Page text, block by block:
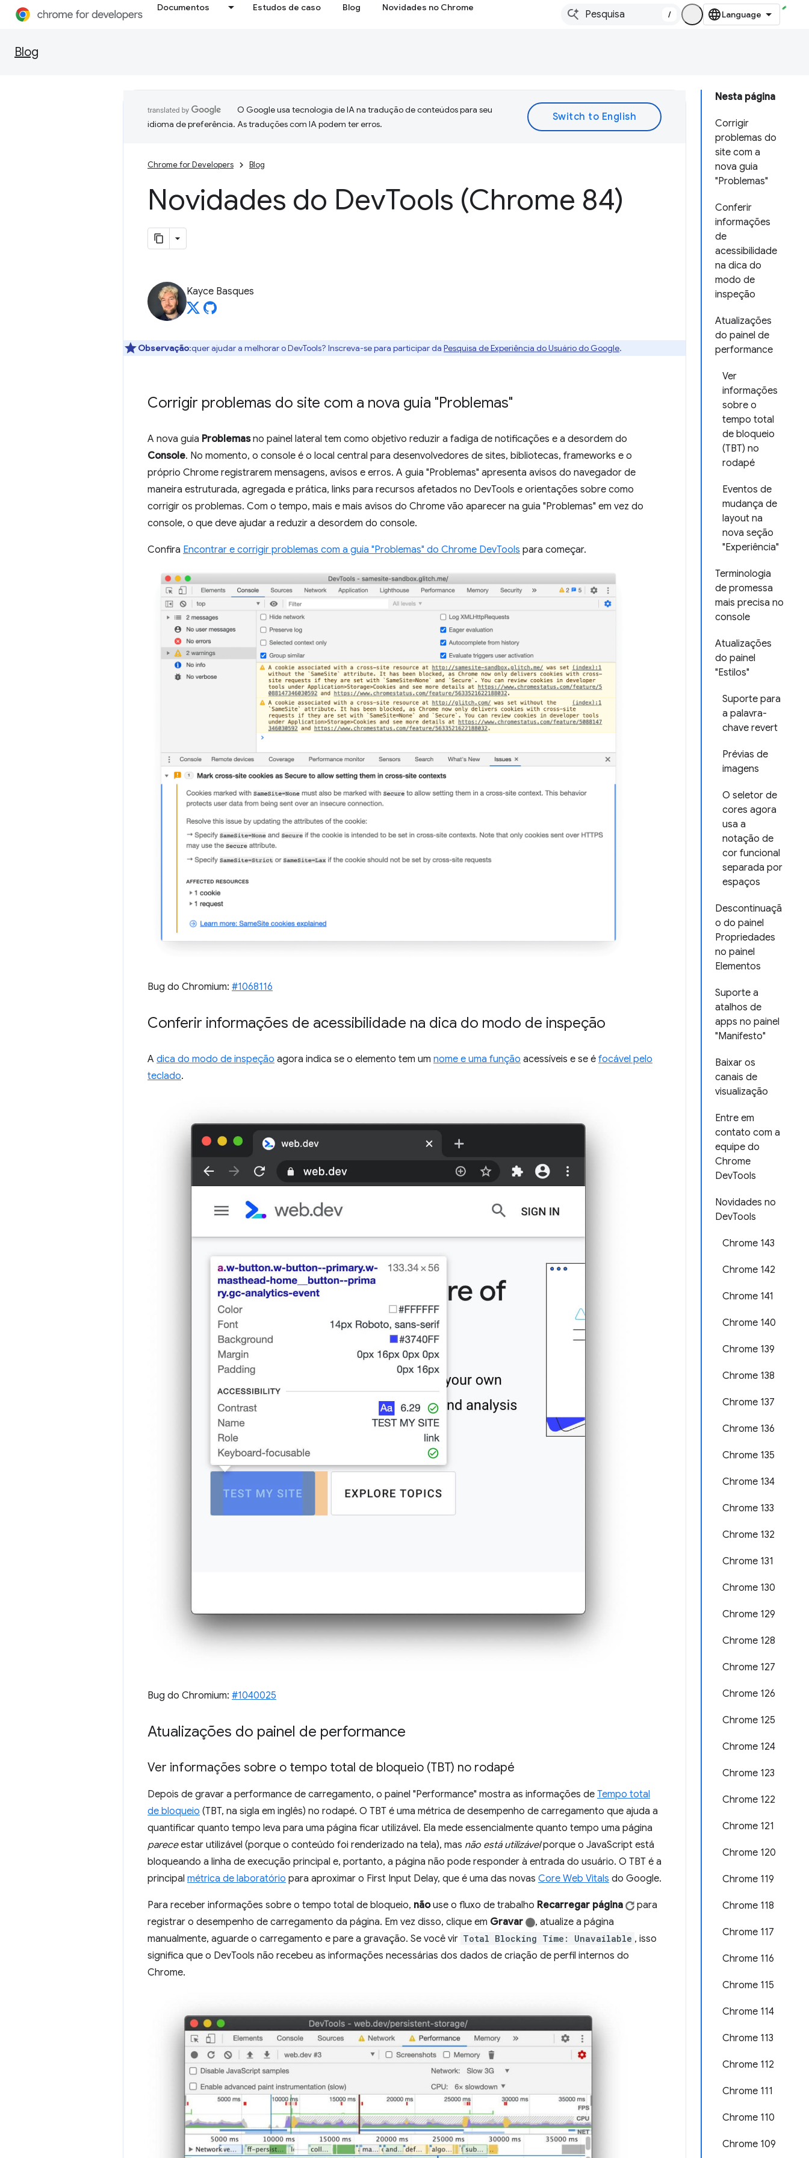
Documentos Estudos de caso Blog Novidades no Chrome
/
Blog
Nesta página
Corrigir
problemas do
site com a
nova guia
"Problemas"
Conferir
informações
de
acessibilidade
na dica do
modo de
inspeção
Atualizações
do painel de
performance
Ver
informações
sobre o
tempo total
de bloqueio
(TBT) no
rodapé
Eventos de
mudança de
layout na
nova seção
"Experiência"
Terminologia
de promessa
mais precisa no
console
Atualizações
do painel
"Estilos"
Suporte para
a palavra-
chave revert
Prévias de
imagens
O seletor de
cores agora
usa a
notação de
cor funcional
separada por
espaços
Descontinuaçã
o do painel
Propriedades
no painel
Elementos
Suporte a
atalhos de
apps no painel
"Manifesto"
Baixar os
canais de
visualização
Entre em
contato com a
equipe do
Chrome
DevTools
Novidades no
DevTools
Chrome 143
Chrome 142
Chrome 141
Chrome 140
Chrome 139
Chrome 138
Chrome 137
Chrome 136
Chrome 135
Chrome 134
Chrome 133
Chrome 132
Chrome 131
Chrome 130
Chrome 129
Chrome 128
Chrome 127
Chrome 126
Chrome 125
Chrome 124
Chrome 123
Chrome 122
Chrome 121
Chrome 120
Chrome 119
Chrome 118
Chrome 117
Chrome 116
Chrome 115
Chrome 114
Chrome 113
Chrome 112
Chrome 111
Chrome 110
Chrome 109
O Google usa tecnologia de IA na tradução de conteúdos para seu
idioma de preferência. As traduções com IA podem ter erros.
Chrome for Developers Blog
Novidades do DevTools (Chrome 84)
Kayce Basques
Observação:quer ajudar a melhorar o DevTools? Inscreva-se para participar da Pesquisa de Experiência do Usuário do Google.
Corrigir problemas do site com a nova guia "Problemas"
A nova guia Problemasno painel lateral tem como objetivo reduzir a fadiga de notificações e a desordem do
Console. No momento, o console é o local central para desenvolvedores de sites, bibliotecas, frameworks e o
próprio Chrome registrarem mensagens, avisos e erros. A guia "Problemas" apresenta avisos do navegador de
maneira estruturada, agregada e prática, links para recursos afetados no DevTools e orientações sobre como
corrigir os problemas. Com o tempo, mais e mais avisos do Chrome vão aparecer na guia "Problemas" em vez do
console, o que deve ajudar a reduzir a desordem do console.
Confira Encontrar e corrigir problemas com a guia "Problemas" do Chrome DevTools para começar.
Bug do Chromium: #1068116
Conferir informações de acessibilidade na dica do modo de inspeção
A dica do modo de inspeção agora indica se o elemento tem um nome e uma função acessíveis e se é focável pelo
teclado.
Bug do Chromium: #1040025
Atualizações do painel de performance
Ver informações sobre o tempo total de bloqueio (TBT) no rodapé
Depois de gravar a performance de carregamento, o painel "Performance" mostra as informações de Tempo total
de bloqueio (TBT, na sigla em inglês) no rodapé. O TBT é uma métrica de desempenho de carregamento que ajuda a
quantificar quanto tempo leva para uma página ficar utilizável. Ela mede essencialmente quanto tempo uma página
pareceestar utilizável (porque o conteúdo foi renderizado na tela), mas não está utilizávelporque o JavaScript está
bloqueando a linha de execução principal e, portanto, a página não pode responder à entrada do usuário. O TBT é a
principal métrica de laboratório para aproximar o First Input Delay, que é uma das novas Core Web Vitals do Google.
Para receber informações sobre o tempo total de bloqueio, nãouse o fluxo de trabalho Recarregar página
para
registrar o desempenho de carregamento da página. Em vez disso, clique em Gravar
, atualize a página
manualmente, aguarde o carregamento e pare a gravação. Se você vir Total Blocking Time: Unavailable , isso
significa que o DevTools não recebeu as informações necessárias dos dados de criação de perfil internos do
Chrome.